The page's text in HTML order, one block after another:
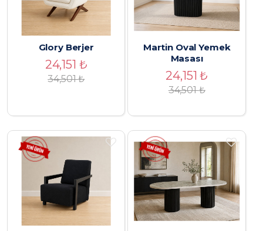
Glory Berjer
24,151 ₺
34,501₺
Martin Oval Yemek
Masası
24,151₺
34,501₺